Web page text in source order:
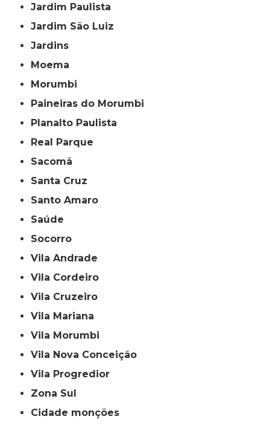
Jardim Paulista
Jardim São Luiz
Jardins
Moema
Morumbi
Paineiras do Morumbi
Planalto Paulista
Real Parque
Sacomã
Santa Cruz
Santo Amaro
Saúde
Socorro
Vila Andrade
Vila Cordeiro
Vila Cruzeiro
Vila Mariana
Vila Morumbi
Vila Nova Conceição
Vila Progredior
Zona Sul
cidade monções